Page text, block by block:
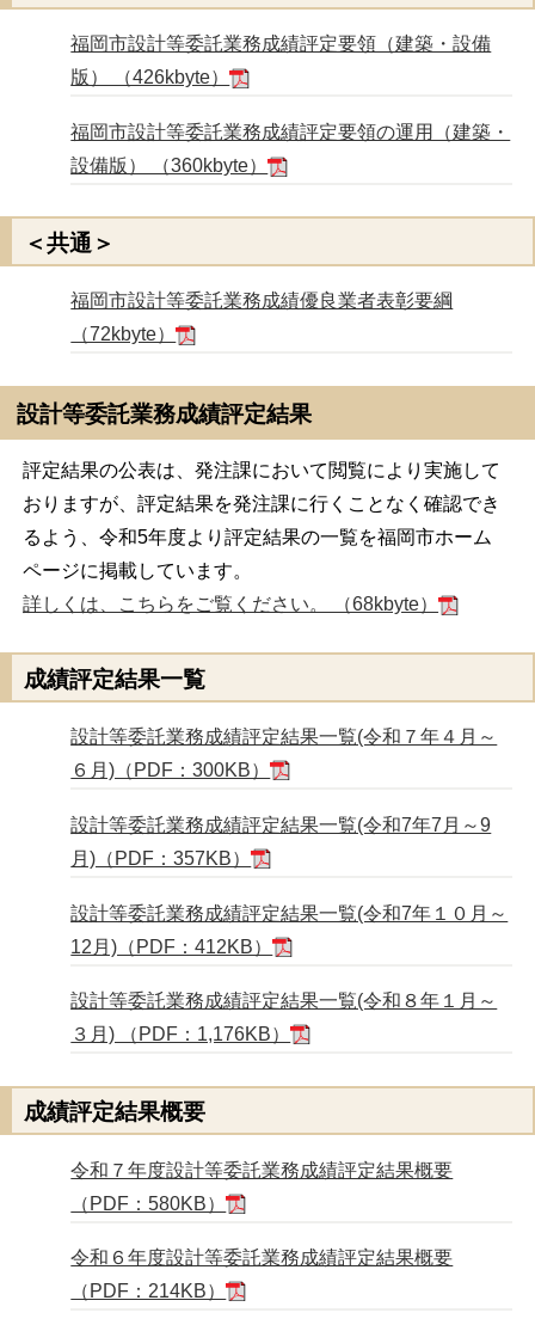
福岡市設計等委託業務成績評定要領（建築・設備
版） （426kbyte）
福岡市設計等委託業務成績評定要領の運用（建築・
設備版） （360kbyte）
＜共通＞
福岡市設計等委託業務成績優良業者表彰要綱
（72kbyte）
設計等委託業務成績評定結果
評定結果の公表は、発注課において閲覧により実施して
おりますが、評定結果を発注課に行くことなく確認でき
るよう、令和5年度より評定結果の一覧を福岡市ホーム
ページに掲載しています。
詳しくは、こちらをご覧ください。 （68kbyte）
成績評定結果一覧
設計等委託業務成績評定結果一覧(令和７年４月～
６月)（PDF：300KB）
設計等委託業務成績評定結果一覧(令和7年7月～9
月)（PDF：357KB）
設計等委託業務成績評定結果一覧(令和7年１０月～
12月)（PDF：412KB）
設計等委託業務成績評定結果一覧(令和８年１月～
３月) （PDF：1,176KB）
成績評定結果概要
令和７年度設計等委託業務成績評定結果概要
（PDF：580KB）
令和６年度設計等委託業務成績評定結果概要
（PDF：214KB）